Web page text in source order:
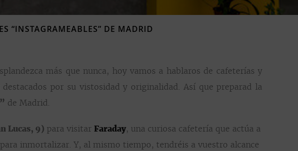
“INSTAGRAMEABLES” DE MADRID
más que nunca, hoy vamos a hablaros de cafeterías y
por su vistosidad y originalidad. Así que preparad la
de Madrid.
Lucas, 9) para visitar Faraday, una curiosa cafetería que actúa a
inmortalizar. Y, al mismo tiempo, tendréis a vuestro alcance